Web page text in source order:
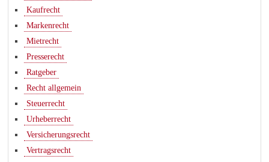
Kaufrecht
Markenrecht
Mietrecht
Presserecht
Ratgeber
Recht allgemein
Steuerrecht
Urheberrecht
Versicherungsrecht
Vertragsrecht